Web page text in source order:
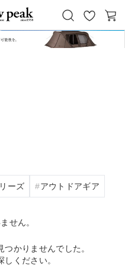
お
気
カ
ーズ アウトドアギア
せん。
かりませんでした。
ください。